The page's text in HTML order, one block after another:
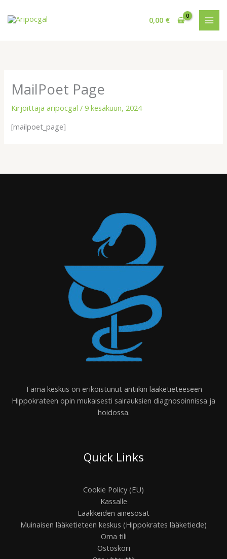
sisältöön
0,00 €
MailPoet Page
Kirjoittajaaripocgal/9 kesäkuun, 2024
[mailpoet_page]
Tämä keskus on erikoistunut antiikin lääketieteeseen
Hippokrateen opin mukaisesti sairauksien diagnosoinnissa ja
hoidossa.
Quick Links
Cookie Policy (EU)
Kassalle
Lääkkeiden ainesosat
Muinaisen lääketieteen keskus (Hippokrates lääketiede)
Oma tili
Ostoskori